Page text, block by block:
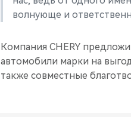
волнующе и
Компания CHERY
автомобили марки на
также совместные